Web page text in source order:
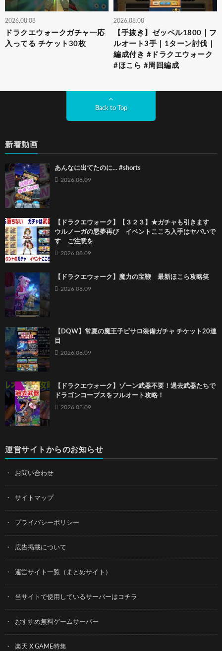
2026.08.08
ドラクエウォークガチャ一応
入ってる チケット30枚
2026.08.08
【手抜き】ゼッペル1800｜フ
ルオート3手｜1ターン討伐｜
編成付き #ドラクエウォーク
#ほこら #周回編成
Back to Top
新着動画
あんなに出てたのに… #shorts
2026.08.09
【ドラクエウォーク】【３２３】★ガチャも引きます
ウルノーガの悪夢再び イベントこころ入手はヤバいで
す ご注意を
2026.08.09
【ドラクエウォーク】魔力の宝鞭 最新ほこら攻略笑
2026.08.09
【DQW】常夏の魔王子ピサロ装備ガチャ チケット20連
目
2026.08.09
【ドラクエウォーク】ゾーン武器不要！過去武器たちで
ドラゴンコープスをフルオート攻略！
2026.08.09
運営サイトからのお知らせ
お問い合わせ
サイトマップ
プライバシーポリシー
広告掲載について
運営サイト一覧（まとめサイト）
当サイトで使用しているサーバーはコチラ
おすすめ無料ゲームサーバー
楽天 X GAME特集